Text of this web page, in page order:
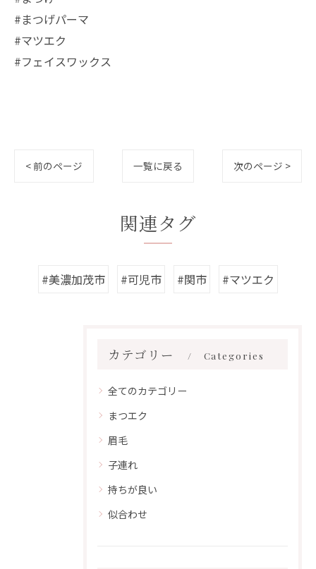
#まつげパーマ
#マツエク
#フェイスワックス
< 前のページ 一覧に戻る 次のページ >
関連タグ
#美濃加茂市 #可児市 #関市 #マツエク
カテゴリー Categories
全てのカテゴリー
まつエク
眉毛
子連れ
持ちが良い
似合わせ